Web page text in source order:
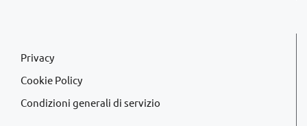
Privacy
Cookie Policy
Condizioni generali di servizio